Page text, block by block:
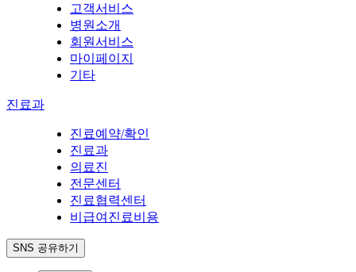
고객서비스
병원소개
회원서비스
마이페이지
기타
진료과
진료예약/확인
진료과
의료진
전문센터
진료협력센터
비급여진료비용
SNS 공유하기